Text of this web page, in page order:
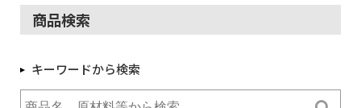
商品検索
キーワードから検索